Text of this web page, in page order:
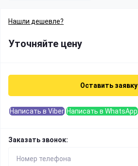
Нашли дешевле?
Уточняйте цену
Оставить заявку
Написать в Viber Написать в WhatsApp
Заказать звонок: